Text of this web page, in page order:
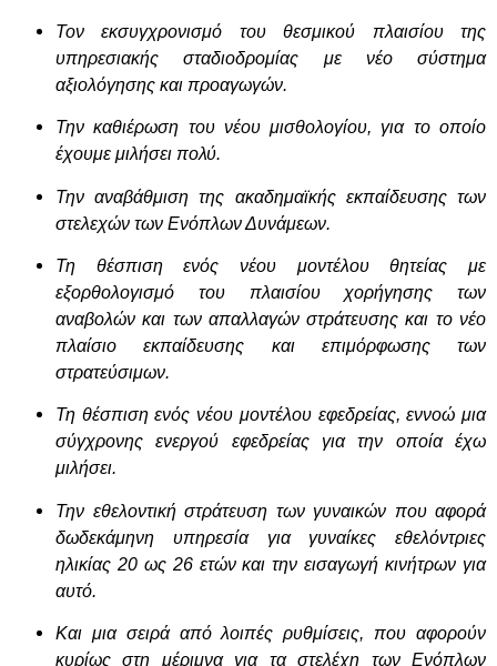
Τον εκσυγχρονισμό του θεσμικού πλαισίου της
υπηρεσιακής σταδιοδρομίας με νέο σύστημα
αξιολόγησης και προαγωγών.
Την καθιέρωση του νέου μισθολογίου, για το οποίο
έχουμε μιλήσει πολύ.
Την αναβάθμιση της ακαδημαϊκής εκπαίδευσης των
στελεχών των Ενόπλων Δυνάμεων.
Τη θέσπιση ενός νέου μοντέλου θητείας με
εξορθολογισμό του πλαισίου χορήγησης των
αναβολών και των απαλλαγών στράτευσης και το νέο
πλαίσιο εκπαίδευσης και επιμόρφωσης των
στρατεύσιμων.
Τη θέσπιση ενός νέου μοντέλου εφεδρείας, εννοώ μια
σύγχρονης ενεργού εφεδρείας για την οποία έχω
μιλήσει.
Την εθελοντική στράτευση των γυναικών που αφορά
δωδεκάμηνη υπηρεσία για γυναίκες εθελόντριες
ηλικίας 20 ως 26 ετών και την εισαγωγή κινήτρων για
αυτό.
Και μια σειρά από λοιπές ρυθμίσεις, που αφορούν
κυρίως στη μέριμνα για τα στελέχη των Ενόπλων